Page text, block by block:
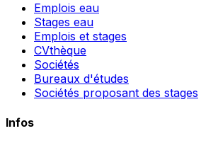
Emplois eau
Stages eau
Emplois et stages
CVthèque
Sociétés
Bureaux d'études
Sociétés proposant des stages
Infos